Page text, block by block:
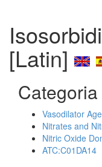
[Latin]
Categoria
Vasodilator
Nitrates and
Nitric Oxide
ATC:C01DA14